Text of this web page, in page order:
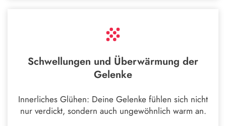
Schwellungen und Überwärmung der
Gelenke
Innerliches Glühen: Deine Gelenke fühlen sich nicht
nur verdickt, sondern auch ungewöhnlich warm an.